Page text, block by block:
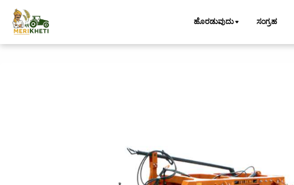
ಹೊರಡುವುದು ಸಂಗ್ರಹ